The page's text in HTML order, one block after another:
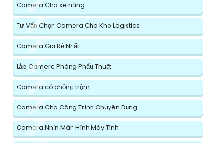
Camera Cho xe nâng
Tư Vấn Chọn Camera Cho Kho Logistics
Camera Giá Rẻ Nhất
Lắp Camera Phòng Phẩu Thuật
Camera có chống trộm
Camera Cho Công Trình Chuyên Dụng
Camera Nhìn Màn Hình Máy Tính